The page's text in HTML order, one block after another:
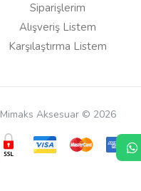
Siparişlerim
Alışveriş Listem
Karşılaştırma Listem
Mimaks Aksesuar © 2026